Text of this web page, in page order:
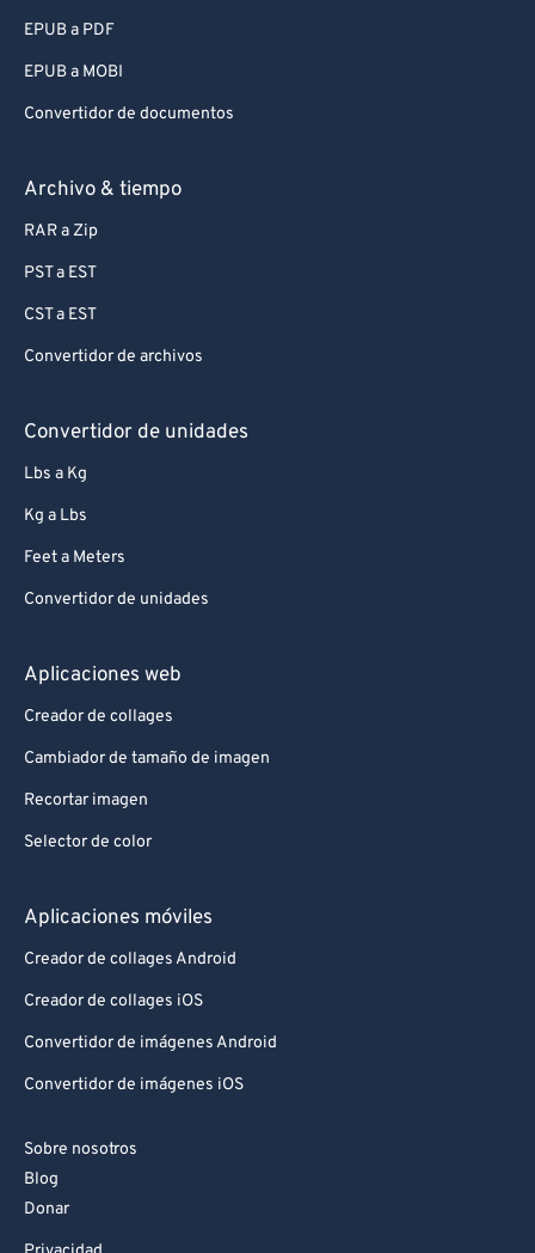
EPUB a PDF
EPUB a MOBI
Convertidor de documentos
Archivo & tiempo
RAR a Zip
PST a EST
CST a EST
Convertidor de archivos
Convertidor de unidades
Lbs a Kg
Kg a Lbs
Feet a Meters
Convertidor de unidades
Aplicaciones web
Creador de collages
Cambiador de tamaño de imagen
Recortar imagen
Selector de color
Aplicaciones móviles
Creador de collages Android
Creador de collages iOS
Convertidor de imágenes Android
Convertidor de imágenes iOS
Sobre nosotros
Blog
Donar